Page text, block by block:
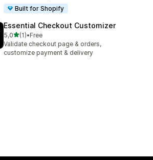
Built for Shopify
Essential Checkout Customizer
5,0na 5 gwiazdek
(1)
Łączna liczba recenzji: 1
•Free
Validate checkout page & orders,
customize payment & delivery